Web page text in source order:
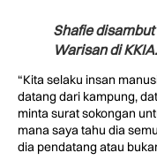
Shafie
Warisan di KKIA.
“Kita selaku insan
datang dari kampung,
minta surat sokongan
mana saya tahu dia
dia pendatang atau